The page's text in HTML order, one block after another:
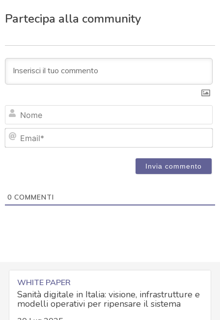
Partecipa alla community
0 COMMENTI
WHITE PAPER
Sanità digitale in Italia: visione, infrastrutture e
modelli operativi per ripensare il sistema